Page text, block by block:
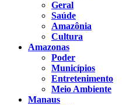
Geral
Saúde
Amazônia
Cultura
Amazonas
Poder
Municípios
Entretenimento
Meio Ambiente
Manaus